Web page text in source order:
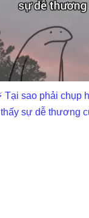
Tại sao phải chụp
sự dễ thương